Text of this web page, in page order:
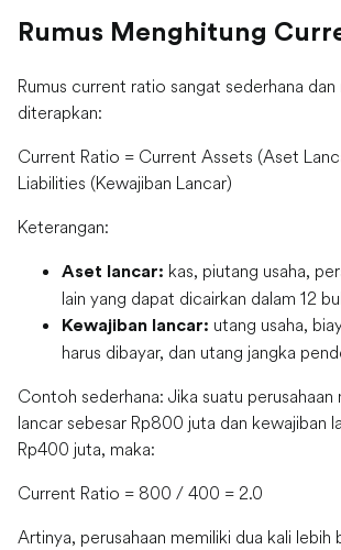
Rumus Menghitung
Rumus current ratio sangat sederhana dan
diterapkan:
Current Ratio = Current Assets (Aset
Liabilities (Kewajiban Lancar)
Keterangan:
Aset lancar: kas, piutang usaha,
lain yang dapat dicairkan dalam 12
Kewajiban lancar: utang usaha,
harus dibayar, dan utang jangka
Contoh sederhana: Jika suatu perusahaan
lancar sebesar Rp800 juta dan kewajiban
Rp400 juta, maka:
Current Ratio = 800 / 400 = 2.0
Artinya, perusahaan memiliki dua kali lebih